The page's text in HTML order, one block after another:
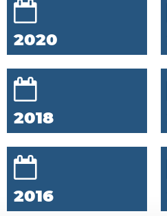
2020
2018
2016